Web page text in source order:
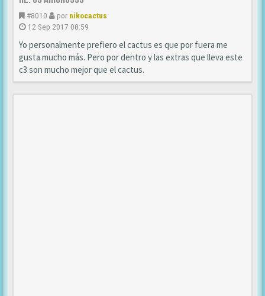
#8010 por nikocactus
12 Sep 2017 08:59
Yo personalmente prefiero el cactus es que por fuera me
gusta mucho más. Pero por dentro y las extras que lleva este
c3 son mucho mejor que el cactus.